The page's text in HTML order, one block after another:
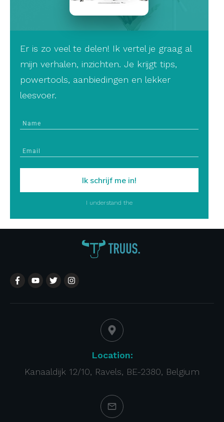
Er is zo veel te delen! Ik vertel je graag al
mijn verhalen, inzichten. Je krijgt tips,
powertools, aanbiedingen en lekker
leesvoer.
Ik schrijf me in!
I understand the
Location:
Kanaaldijk 12/10, Ravels, BE-2380, Belgium